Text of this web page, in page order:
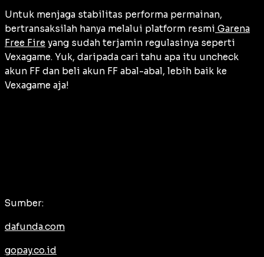
Untuk menjaga stabilitas performa permainan,
bertransaksilah hanya melalui platform resmi Garena
Free Fire yang sudah terjamin regulasinya seperti
Vexagame. Yuk, daripada cari tahu apa itu uncheck
akun FF dan beli akun FF abal-abal, lebih baik ke
Vexagame aja!
Sumber:
dafunda.com
gopay.co.id